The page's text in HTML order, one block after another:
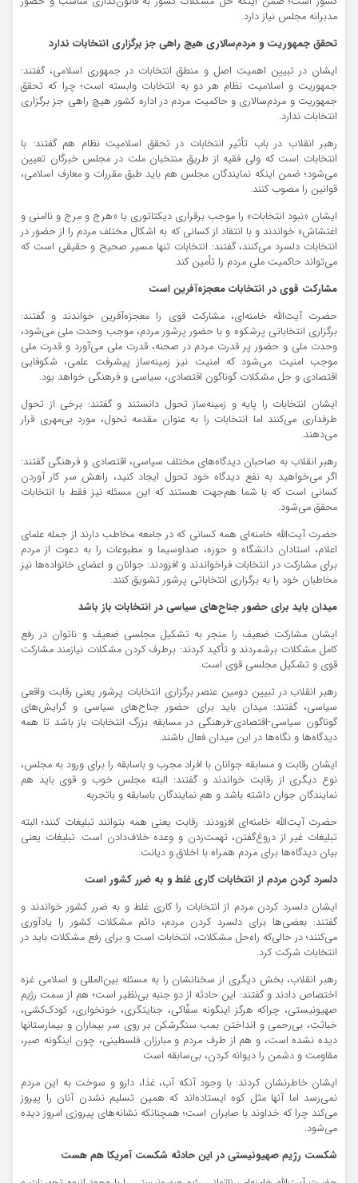
مدبرانه مجلس نیاز دارد.
تحقق جمهوریت و مردم‌سالاری هیچ راهی جز برگزاری انتخابات ندارد
ایشان در تبیین اهمیت اصل و منطق انتخابات در جمهوری اسلامی، گفتند:
جمهوریت و اسلامیت نظام هر دو به انتخابات وابسته است؛ چرا که تحقق
جمهوریت و مردم‌سالاری و حاکمیت مردم در اداره کشور هیچ راهی جز برگزاری
انتخابات ندارد.
رهبر انقلاب در باب تأثیر انتخابات در تحقق اسلامیت نظام هم گفتند: با
انتخابات است که ولی فقیه از طریق منتخبان ملت در مجلس خبرگان تعیین
می‌شود؛ ضمن اینکه نمایندگان مجلس هم باید طبق مقررات و معارف اسلامی،
قوانین را مصوب کنند.
ایشان «نبود انتخابات» را موجب برقراری دیکتاتوری یا «هرج و مرج و ناامنی و
اغتشاش» خواندند و با انتقاد از کسانی که به اشکال مختلف مردم را از حضور در
انتخابات دلسرد می‌کنند، گفتند: انتخابات تنها مسیر صحیح و حقیقی است که
می‌تواند حاکمیت ملی مردم را تأمین کند.
مشارکت قوی در انتخابات معجزه‌آفرین است
حضرت آیت‌الله خامنه‌ای، مشارکت قوی را معجزه‌آفرین خواندند و گفتند:
برگزاری انتخاباتی پرشکوه و با حضور پرشور مردم، موجب وحدت ملی می‌شود،
وحدت ملی و حضور پر قدرت مردم در صحنه، قدرت ملی می‌آورد و قدرت ملی
موجب امنیت می‌شود که امنیت نیز زمینه‌ساز پیشرفت علمی، شکوفایی
اقتصادی و حل مشکلات گوناگون اقتصادی، سیاسی و فرهنگی خواهد بود.
ایشان انتخابات را پایه و زمینه‌ساز تحول دانستند و گفتند: برخی از تحول
طرفداری می‌کنند اما انتخابات را به عنوان مقدمه تحول، مورد بی‌مهری قرار
می‌دهند.
رهبر انقلاب به صاحبان دیدگاه‌های مختلف سیاسی، اقتصادی و فرهنگی گفتند:
اگر می‌خواهید به نفع دیدگاه خود تحول ایجاد کنید، راهش سر کار آوردن
کسانی است که با شما هم‌جهت هستند که این مسئله نیز فقط با انتخابات
محقق می‌شود.
حضرت آیت‌الله خامنه‌ای همه کسانی که در جامعه مخاطب دارند از جمله علمای
اعلام، استادان دانشگاه و حوزه، صداوسیما و مطبوعات را به دعوت از مردم
برای مشارکت در انتخابات فراخواندند و افزودند: جوانان و اعضای خانواده‌ها نیز
مخاطبان خود را به برگزاری انتخاباتی پرشور تشویق کنند.
میدان باید برای حضور جناح‌های سیاسی در انتخابات باز باشد
ایشان مشارکت ضعیف را منجر به تشکیل مجلسی ضعیف و ناتوان در رفع
کامل مشکلات برشمردند و تأکید کردند: برطرف کردن مشکلات نیازمند مشارکت
قوی و تشکیل مجلسی قوی است.
رهبر انقلاب در تبیین دومین عنصر برگزاری انتخابات پرشور یعنی رقابت واقعی
سیاسی، گفتند: میدان باید برای حضور جناح‌های سیاسی و گرایش‌های
گوناگون سیاسی-اقتصادی-فرهنگی در مسابقه بزرگ انتخابات باز باشد تا همه
دیدگاه‌ها و نگاه‌ها در این میدان فعال باشند.
ایشان رقابت و مسابقه جوانان با افراد مجرب و باسابقه را برای ورود به مجلس،
نوع دیگری از رقابت خواندند و گفتند: البته مجلس خوب و قوی باید هم
نمایندگان جوان داشته باشد و هم نمایندگان باسابقه و باتجربه.
حضرت آیت‌الله خامنه‌ای افزودند: رقابت یعنی همه بتوانند تبلیغات کنند؛ البته
تبلیغات غیر از دروغ‌گفتن، تهمت‌زدن و وعده خلاف‌دادن است. تبلیغات یعنی
بیان دیدگاه‌ها برای مردم همراه با اخلاق و دیانت.
دلسرد کردن مردم از انتخابات کاری غلط و به ضرر کشور است
ایشان دلسرد کردن مردم از انتخابات را کاری غلط و به ضرر کشور خواندند و
گفتند: بعضی‌ها برای دلسرد کردن مردم، دائم مشکلات کشور را یادآوری
می‌کنند؛ در حالی‌که راه‌حل مشکلات، انتخابات است و برای رفع مشکلات باید در
انتخابات شرکت کرد.
رهبر انقلاب، بخش دیگری از سخنانشان را به مسئله بین‌المللی و اسلامی غزه
اختصاص دادند و گفتند: این حادثه از دو جنبه بی‌نظیر است؛ هم از سمت رژیم
صهیونیستی، چراکه هرگز اینگونه سفّاکی، جنایتگری، خونخواری، کودک‌کشی،
خباثت، بی‌رحمی و انداختن بمب سنگرشکن بر روی سر بیماران و بیمارستانها
دیده نشده است، و هم از طرف مردم و مبارزان فلسطینی، چون اینگونه صبر،
مقاومت و دشمن را دیوانه کردن، بی‌سابقه است.
ایشان خاطرنشان کردند: با وجود آنکه آب، غذا، دارو و سوخت به این مردم
نمی‌رسد اما آنها مثل کوه ایستاده‌اند که همین تسلیم نشدن آنان را پیروز
می‌کند چرا که خداوند با صابران است؛ همچنانکه نشانه‌های پیروزی امروز دیده
می‌شود.
شکست رژیم صهیونیستی در این حادثه شکست آمریکا هم هست